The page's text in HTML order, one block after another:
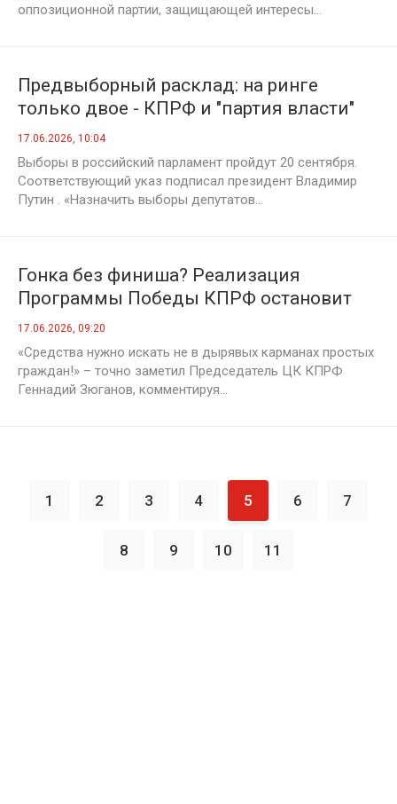
оппозиционной партии, защищающей интересы...
Предвыборный расклад: на ринге
только двое - КПРФ и "партия власти"
17.06.2026, 10:04
Выборы в российский парламент пройдут 20 сентября.
Соответствующий указ подписал президент Владимир
Путин . «Назначить выборы депутатов...
Гонка без финиша? Реализация
Программы Победы КПРФ остановит
рост цен и тарифов
17.06.2026, 09:20
«Средства нужно искать не в дырявых карманах простых
граждан!» – точно заметил Председатель ЦК КПРФ
Геннадий Зюганов, комментируя...
1 2 3 4 5 6 7
8 9 10 11